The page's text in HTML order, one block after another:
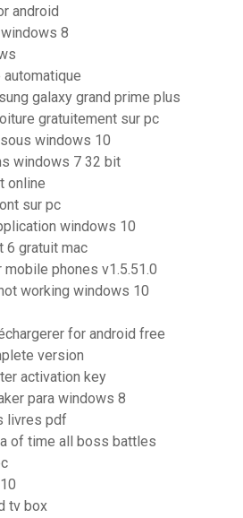
android
8
galaxy grand prime plus
gratuitement sur pc
windows 10
windows 7 32 bit
online
sur pc
windows 10
6 gratuit mac
phones v1.5.51.0
working windows 10
for android free
version
activation key
para windows 8
livres pdf
of time all boss battles
tv box